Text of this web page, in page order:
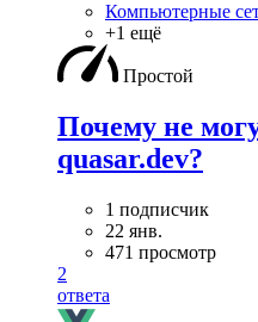
Компьютерные
+1 ещё
Простой
Почему не
quasar.dev?
1 подписчик
22 янв.
471 просмотр
2
ответа